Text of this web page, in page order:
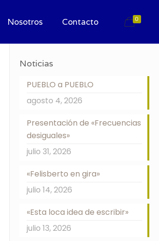
Nosotros Contacto 0
Noticias
PUEBLO a PUEBLO
agosto 4, 2026
Presentación de «Frecuencias
desiguales»
julio 31, 2026
«Felisberto en gira»
julio 14, 2026
«Esta loca idea de escribir»
julio 13, 2026